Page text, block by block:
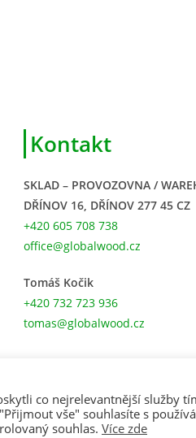
Kontakt
SKLAD – PROVOZOVNA /
DŘÍNOV 16, DŘÍNOV 277 45 CZ
+420 605 708 738
office@globalwood.cz
Tomáš Kočik
+420 732 723 936
tomas@globalwood.cz
Wood
co nejrelevantnější služby
vše" souhlasíte s
souhlas. Více zde